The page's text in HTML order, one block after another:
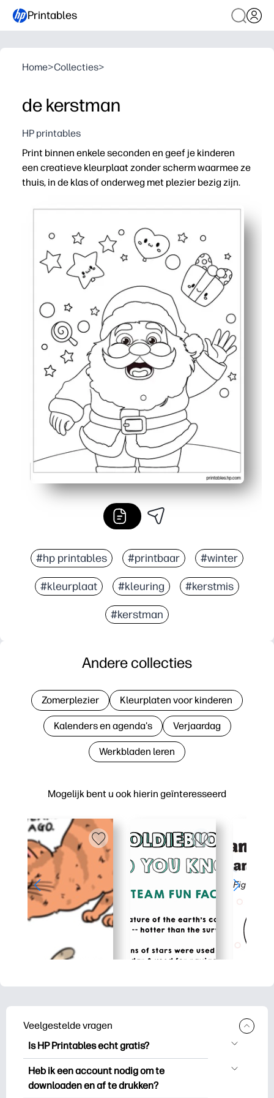
Printables
Home>Collecties>
de kerstman
HP printables
Print binnen enkele seconden en geef je kinderen
een creatieve kleurplaat zonder scherm waarmee ze
thuis, in de klas of onderweg met plezier bezig zijn.
Geen voorbereiding - gewoon printen en kleuren
Vette, eenvoudige contouren helpen alle leeftijden te
Ontwikkelt fijne motoriek, kleurherkenning en
Veelzijdig voor rustige momenten, vroege
#hp printables #printbaar #winter
#kleurplaat #kleuring #kerstmis
#kerstman
Mogelijk bent u ook hierin geïnteresseerd
Andere collecties
Zomerplezier Kleurplaten voor kinderen
Kalenders en agenda's Verjaardag
Werkbladen leren
Veelgestelde vragen
Is HP Printables echt gratis?
HP Printables biedt meer dan 2.500
gratis printables om te downloaden en
Heb ik een account nodig om te
downloaden en af te drukken?